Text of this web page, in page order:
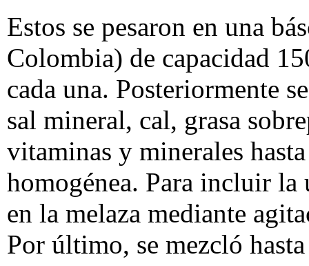
Estos se pesaron en una
Colombia) de capacidad
cada una. Posteriormente
sal mineral, cal, grasa
vitaminas y minerales
homogénea. Para incluir
en la melaza mediante
Por último, se mezcló